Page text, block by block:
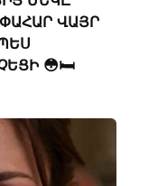
ՎԱՅՐ
😳🛏️